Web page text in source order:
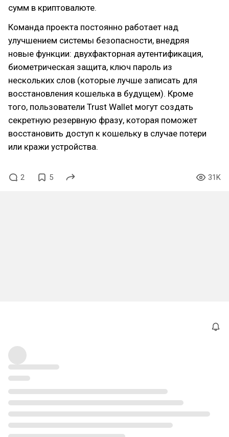
сумм в криптовалюте.
Команда проекта постоянно работает над
улучшением системы безопасности, внедряя
новые функции: двухфакторная аутентификация,
биометрическая защита, ключ пароль из
нескольких слов (которые лучше записать для
восстановления кошелька в будущем). Кроме
того, пользователи Trust Wallet могут создать
секретную резервную фразу, которая поможет
восстановить доступ к кошельку в случае потери
или кражи устройства.
2 5 31K